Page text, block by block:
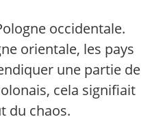
occidentale.
orientale, les pays
une partie de
cela signifiait
du chaos.